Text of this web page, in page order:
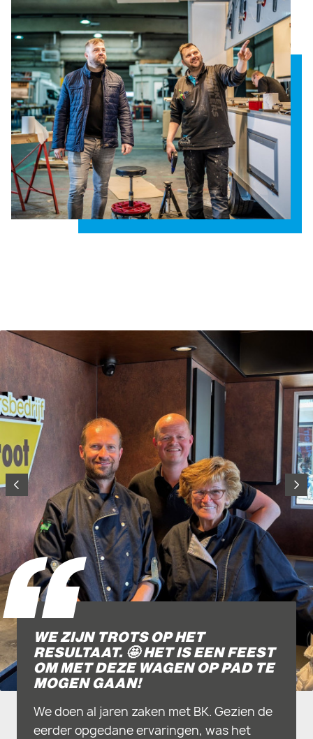
WE ZIJN TROTS OP HET
RESULTAAT. 🤩 HET IS EEN FEEST
OM MET DEZE WAGEN OP PAD TE
MOGEN GAAN!
We doen al jaren zaken met BK. Gezien de
eerder opgedane ervaringen, was het